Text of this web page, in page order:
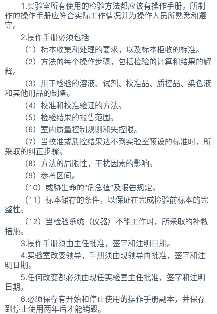
1.实验室所有使用的检验方法都应该有操作手册。所制
作的操作手册应符合实际工作情况并为操作人员所熟悉和遵
守。
2.操作手册必须包括
（1）标本收集和处理的要求，以及标本拒收的标准。
（2）方法的每个操作步骤，包括检验的计算和结果的解
释。
（3）用于检验的溶液、试剂、校准品、质控品、染色液
和其他用品的制备。
（4）校准和校准验证的方法。
（5）检验结果的报告范围。
（6）室内质量控制规则和失控限。
（7）当校准或质控结果达不到实验室预设的标准时，所
采取的纠正步骤。
（8）方法的局限性，干扰因素的影响。
（9）参考区间。
（10）威胁生命的“危急值”及报告规定。
（11）标本储存的条件，以保证在完成检验前标本的完
整性。
（12）当检验系统（仪器）不能工作时，所采取的补救
措施。
3.操作手册须由主任批准，签字和注明日期。
4.实验室改变领导，手册须由现领导再批准，签字和注
明日期。
5.任何改变都必须由现任实验室主任批准，签字和注明
日期。
6.必须保存有开始和停止使用的操作手册副本，并保存
到停止使用两年后才能销毁。